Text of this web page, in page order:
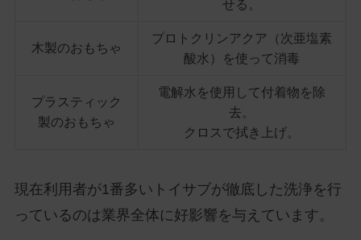
せる。
木製のおもちゃ
プロトクリンアクア（次亜塩素
酸水）を使って消毒
プラスティック
製のおもちゃ
電解水を使用して付着物を除
去。
クロスで拭き上げ。
現在利用者が1番多いトイサブが徹底した洗浄を行
っているのは業界全体に好影響を与えています。